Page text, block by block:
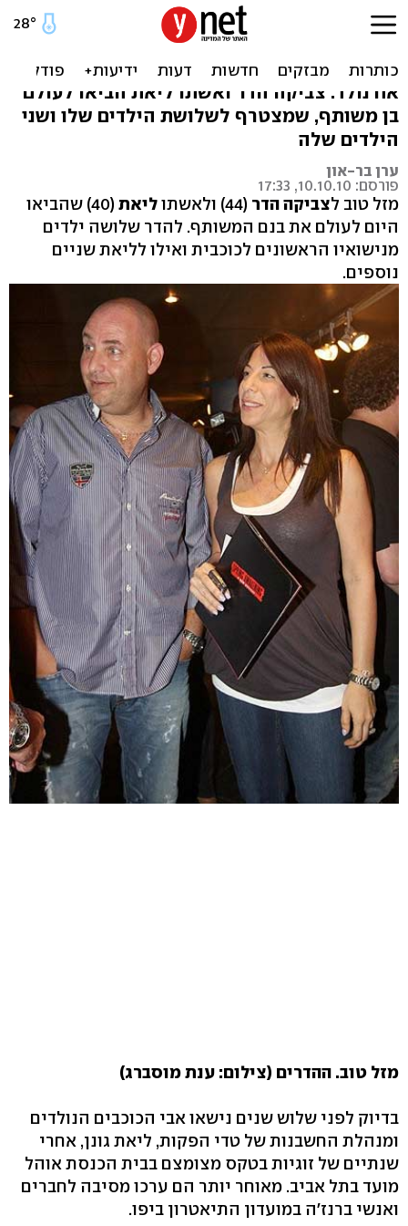
פרי הדר: בן נולד לצביקה
אח נולד: צביקה הדר ואשתו ליאת הביאו לעולם
בן משותף, שמצטרף לשלושת הילדים שלו ושני
הילדים שלה
ערן בר-און
פורסם: 10.10.10, 17:33
מזל טוב לצביקה הדר (44) ולאשתו ליאת (40)
שהביאו
היום לעולם את בנם המשותף. להדר שלושה ילדים
מנישואיו הראשונים לכוכבית ואילו לליאת שניים
נוספים.
מזל טוב. ההדרים (צילום: ענת מוסברג)
בדיוק לפני שלוש שנים נישאו אבי הכוכבים הנולדים
ומנהלת החשבנות של טדי הפקות, ליאת גונן, אחרי
שנתיים של זוגיות בטקס מצומצם בבית הכנסת אוהל
מועד בתל אביב. מאוחר יותר הם ערכו מסיבה לחברים
ואנשי ברנז'ה במועדון התיאטרון ביפו.